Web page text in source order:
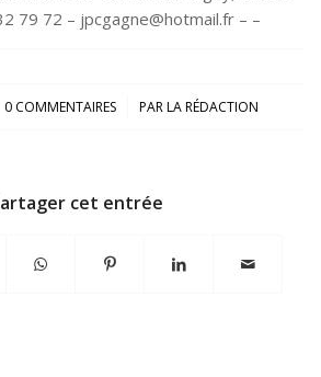
79 72 – jpcgagne@hotmail.fr – –
0 COMMENTAIRES
/ PARLA RÉDACTION
cet entrée